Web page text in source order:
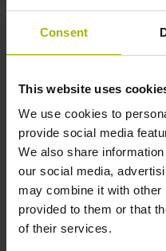
Consent
This website uses
We use cookies to
provide social media
We also share
our social media,
may combine it with other
provided to them or that
of their services.
Websites rund